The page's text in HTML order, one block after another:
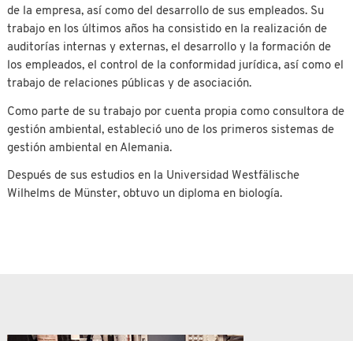
de la empresa, así como del desarrollo de sus empleados. Su
trabajo en los últimos años ha consistido en la realización de
auditorías internas y externas, el desarrollo y la formación de
los empleados, el control de la conformidad jurídica, así como el
trabajo de relaciones públicas y de asociación.
Como parte de su trabajo por cuenta propia como consultora de
gestión ambiental, estableció uno de los primeros sistemas de
gestión ambiental en Alemania.
Después de sus estudios en la Universidad Westfälische
Wilhelms de Münster, obtuvo un diploma en biología.